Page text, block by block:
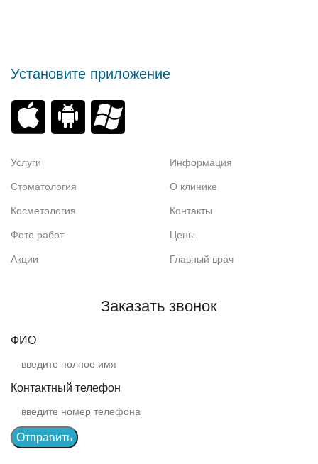
Установите приложение
Услуги
Стоматология
Косметология
Фото работ
Акции
Информация
О клинике
Контакты
Цены
Главный врач
Заказать звонок
ФИО
Контактный телефон
Отправить